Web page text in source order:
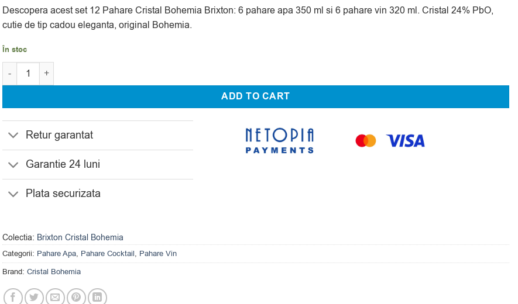
Descopera acest set 12 Pahare Cristal Bohemia Brixton: 6 pahare apa 350 ml si 6 pahare vin 320 ml. Cristal 24% PbO,
cutie de tip cadou eleganta, original Bohemia.
În stoc
Cantitate Set 12 Pahare Vin, Apa Cristal Bohemia Brixton
ADD TO CART
Retur garantat
Garantie 24 luni
Plata securizata
Colectia: Brixton Cristal Bohemia
Categorii: Pahare Apa, Pahare Cocktail, Pahare Vin
Brand: Cristal Bohemia